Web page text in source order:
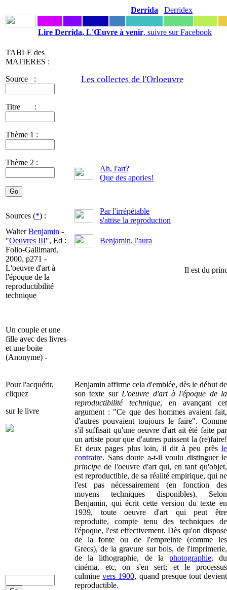
Derrida Derridex
Lire Derrida, L'Œuvre à venir, suivre sur Facebook
TABLE des
MATIERES :
Source :
Titre :
Thème 1 :
Thème 2 :
Les collectes de l'Orloeuvre
Ah, l'art?
Que des apories!
Sources (*) :
Par l'irrépétable
s'attise la reproduction
WalterBenjamin -
"Oeuvres III", Ed :
Folio-Gallimard,
2000, p271 -
L'oeuvre d'art à
l'époque de la
reproductibilité
technique
Un couple et une
fille avec des livres
et une boite
(Anonyme) -
Benjamin, l'aura
Il est du
Pour l'acquérir,
cliquez
sur le livre
Benjamin affirme cela d'emblée, dès le début de
son texte sur L'oeuvre d'art à l'époque de la
reproductibilité technique, en avançant cet
argument : "Ce que des hommes avaient fait,
d'autres pouvaient toujours le faire". Comme
s'il suffisait qu'une oeuvre d'art ait été faite par
un artiste pour que d'autres puissent la (re)faire!
Et deux pages plus loin, il dit à peu près le
contraire. Sans doute a-t-il voulu distinguer le
principe de l'oeuvre d'art qui, en tant qu'objet,
est reproductible, de sa réalité empirique, qui ne
l'est pas nécessairement (en fonction des
moyens techniques disponibles). Selon
Benjamin, qui écrit cette version du texte en
1939, toute oeuvre d'art qui peut être
reproduite, compte tenu des techniques de
l'époque, l'est effectivement. Dès qu'on dispose
de la fonte ou de l'empreinte (comme les
Grecs), de la gravure sur bois, de l'imprimerie,
de la lithographie, de la photographie, du
cinéma, etc, on s'en sert; et le processus
culminevers 1900, quand presque tout devient
reproductible.